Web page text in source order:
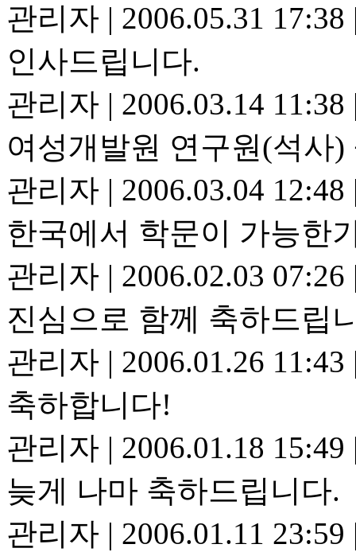
관리자 | 2006.05.31 17:38
인사드립니다.
관리자 | 2006.03.14 11:38
여성개발원 연구원(석사)
관리자 | 2006.03.04 12:48
한국에서 학문이 가능한
관리자 | 2006.02.03 07:26
진심으로 함께 축하드립
관리자 | 2006.01.26 11:43
축하합니다!
관리자 | 2006.01.18 15:49
늦게 나마 축하드립니다.
관리자 | 2006.01.11 23:59